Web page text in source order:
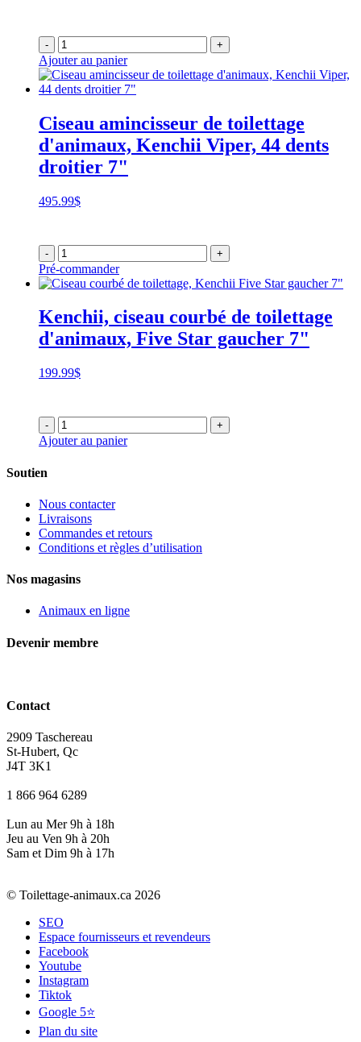
- +
Ajouter au panier
Ciseau amincisseur de toilettage
d'animaux, Kenchii Viper, 44 dents
droitier 7"
495.99$
- +
Pré-commander
Kenchii, ciseau courbé de toilettage
d'animaux, Five Star gaucher 7"
199.99$
- +
Ajouter au panier
Soutien
Nous contacter
Livraisons
Commandes et retours
Conditions et règles d’utilisation
Nos magasins
Animaux en ligne
Devenir membre
Contact
2909 Taschereau
St-Hubert, Qc
J4T 3K1
1 866 964 6289
Lun au Mer 9h à 18h
Jeu au Ven 9h à 20h
Sam et Dim 9h à 17h
© Toilettage-animaux.ca 2026
SEO
Espace fournisseurs et revendeurs
Facebook
Youtube
Instagram
Tiktok
Google 5⭐
Plan du site